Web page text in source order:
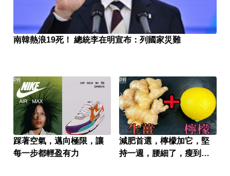
南韓熱浪19死！ 總統李在明宣布：列國家災難
踩著空氣，邁向極限，讓
每一步都輕盈有力
PR
減肥首選，檸檬加它，堅
持一週，腰細了，瘦到你
PR